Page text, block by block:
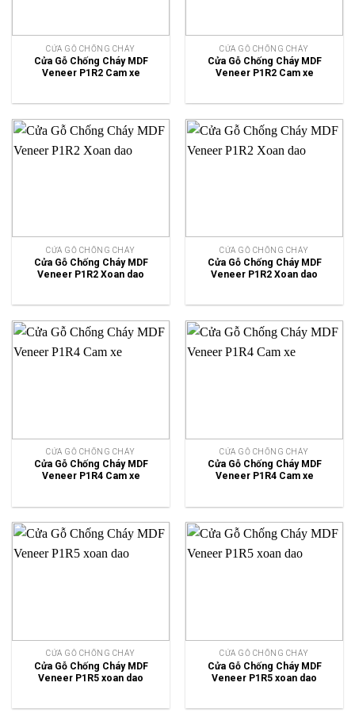
CỬA GỖ CHỐNG CHÁY
Cửa Gỗ Chống Cháy MDF
Veneer P1R2 Cam xe
CỬA GỖ CHỐNG CHÁY
Cửa Gỗ Chống Cháy MDF
Veneer P1R2 Cam xe
CỬA GỖ CHỐNG CHÁY
Cửa Gỗ Chống Cháy MDF
Veneer P1R2 Xoan dao
CỬA GỖ CHỐNG CHÁY
Cửa Gỗ Chống Cháy MDF
Veneer P1R2 Xoan dao
CỬA GỖ CHỐNG CHÁY
Cửa Gỗ Chống Cháy MDF
Veneer P1R4 Cam xe
CỬA GỖ CHỐNG CHÁY
Cửa Gỗ Chống Cháy MDF
Veneer P1R4 Cam xe
CỬA GỖ CHỐNG CHÁY
Cửa Gỗ Chống Cháy MDF
Veneer P1R5 xoan dao
CỬA GỖ CHỐNG CHÁY
Cửa Gỗ Chống Cháy MDF
Veneer P1R5 xoan dao